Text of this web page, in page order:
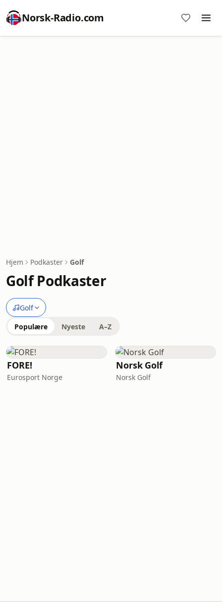
Norsk-Radio.com
Hjem Podkaster Golf
Golf Podkaster
Golf
Populære Nyeste A–Z
FORE!
Eurosport Norge
Norsk Golf
Norsk Golf